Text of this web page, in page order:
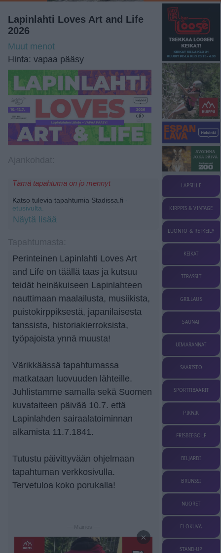
Lapinlahti Loves Art and Life
2026
Muut menot
Hinta: vapaa pääsy
Tämä tapahtuma on jo mennyt
Katso tulevia tapahtumia Stadissa.fi -
etusivulta.
Näytä lisää
Perinteinen Lapinlahti Loves Art
and Life on täällä taas ja kutsuu
teidät heinäkuiseen Lapinlahteen
nauttimaan maalailusta, musiikista,
puistokirppiksestä, japanilaisesta
tanssista, historiakierroksista,
työpajoista ynnä muusta!
Värikkäässä tapahtumassa
matkataan luovuuden lähteille.
Juhlistamme samalla sekä Suomen
kuvataiteen päivää 10.7. että
Lapinlahden sairaalatoiminnan
alkamista 11.7.1841.
Tutustu päivittyvään ohjelmaan
tapahtuman verkkosivulla.
Tervetuloa koko porukalla!
— Mainos —
×
LAPSILLE
KIRPPIS & VINTAGE
LUONTO & RETKEILY
KEIKAT
TERASSIT
GRILLAUS
SAUNAT
UIMARANNAT
SAARISTO
SPORTTIBAARIT
PIKNIK
FRISBEEGOLF
BILJARDI
BRUNSSI
NUORET
ELOKUVA
STAND-UP